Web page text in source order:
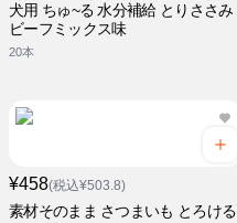
犬用 ちゅ~る 水分補給 とりささみ
ビーフミックス味
20本
¥458(税込¥503.8)
素材そのまま さつまいも とろける